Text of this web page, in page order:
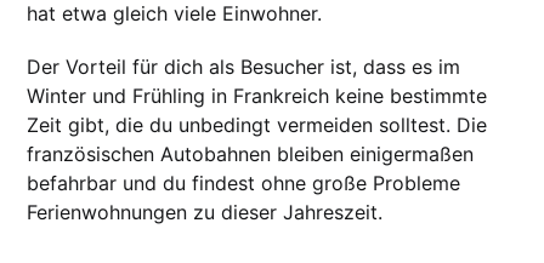
hat etwa gleich viele Einwohner.
Der Vorteil für dich als Besucher ist, dass es im
Winter und Frühling in Frankreich keine bestimmte
Zeit gibt, die du unbedingt vermeiden solltest. Die
französischen Autobahnen bleiben einigermaßen
befahrbar und du findest ohne große Probleme
Ferienwohnungen zu dieser Jahreszeit.